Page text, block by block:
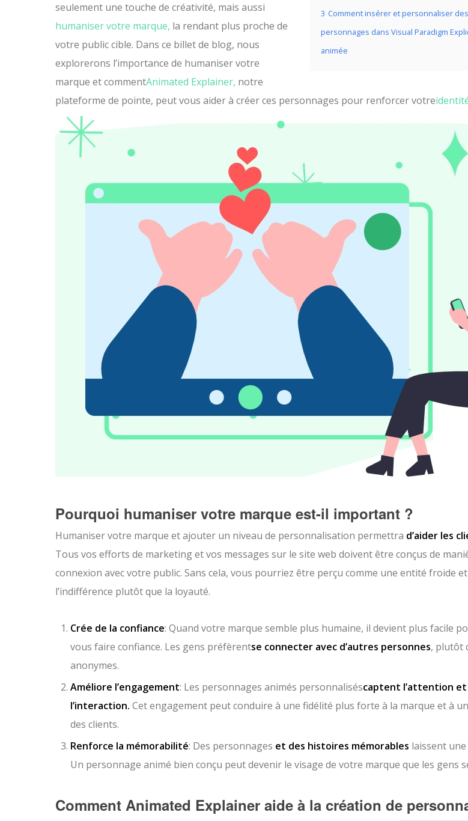
3 Comment insérer et personnaliser des
personnages dans Visual Paradigm
animée
seulement une touche de créativité, mais aussi
humaniser votre marque, la rendant plus proche de
votre public cible. Dans ce billet de blog, nous
explorerons l’importance de humaniser votre
marque et commentAnimated Explainer, notre
plateforme de pointe, peut vous aider à créer ces personnages pour renforcer votre
Pourquoi humaniser votre marque est-il important ?
Humaniser votre marque et ajouter un niveau de personnalisation permettra d’aider les
Tous vos efforts de marketing et vos messages sur le site web doivent être conçus de
connexion avec votre public. Sans cela, vous pourriez être perçu comme une entité froide
l’indifférence plutôt que la loyauté.
Crée de la confiance: Quand votre marque semble plus humaine, il devient plus facile
vous faire confiance. Les gens préfèrentse connecter avec d’autres personnes, plutôt
anonymes.
Améliore l’engagement: Les personnages animés personnaliséscaptent l’attention
l’interaction. Cet engagement peut conduire à une fidélité plus forte à la marque et à
des clients.
Renforce la mémorabilité: Des personnages et des histoires mémorables laissent
Un personnage animé bien conçu peut devenir le visage de votre marque que les gens
Comment Animated Explainer aide à la création de